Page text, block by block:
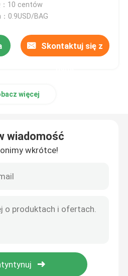
：10 centów
0.9USD/BAG
Skontaktuj się z
więcej
wiadomość
wkrótce!